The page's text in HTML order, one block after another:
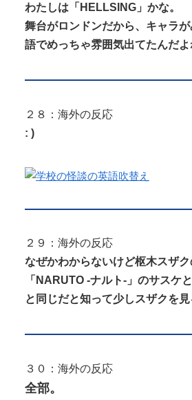
わたしは「HELLSING」かな。
舞台がロンドンだから、キャラ
語でめっちゃ雰囲気出てたんだよ
２８：海外の反応
: )
２９：海外の反応
なぜかわからないけど枢木スザク
「NARUTO -ナルト-」のサスケ
と同じだと知って少しスザクを見
３０：海外の反応
全部。